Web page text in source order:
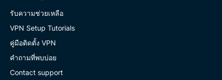
รับความช่วยเหลือ
VPN Setup Tutorials
คู่มือติดตั้ง VPN
คำถามที่พบบ่อย
Contact support